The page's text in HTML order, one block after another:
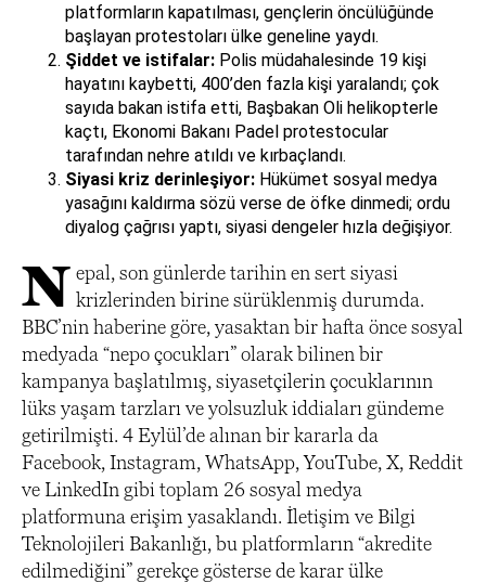
platformların kapatılması, gençlerin öncülüğünde
başlayan protestoları ülke geneline yaydı.
Şiddet ve istifalar: Polis müdahalesinde 19 kişi
hayatını kaybetti, 400’den fazla kişi yaralandı; çok
sayıda bakan istifa etti, Başbakan Oli helikopterle
kaçtı, Ekonomi Bakanı Padel protestocular
tarafından nehre atıldı ve kırbaçlandı.
Siyasi kriz derinleşiyor: Hükümet sosyal medya
yasağını kaldırma sözü verse de öfke dinmedi; ordu
diyalog çağrısı yaptı, siyasi dengeler hızla değişiyor.
N epal, son günlerde tarihin en sert siyasi
krizlerinden birine sürüklenmiş durumda.
BBC’nin haberine göre, yasaktan bir hafta önce sosyal
medyada “nepo çocukları” olarak bilinen bir
kampanya başlatılmış, siyasetçilerin çocuklarının
lüks yaşam tarzları ve yolsuzluk iddiaları gündeme
getirilmişti. 4 Eylül’de alınan bir kararla da
Facebook, Instagram, WhatsApp, YouTube, X, Reddit
ve LinkedIn gibi toplam 26 sosyal medya
platformuna erişim yasaklandı. İletişim ve Bilgi
Teknolojileri Bakanlığı, bu platformların “akredite
edilmediğini” gerekçe gösterse de karar ülke